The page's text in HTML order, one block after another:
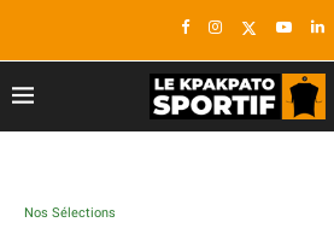
Nos Sélections